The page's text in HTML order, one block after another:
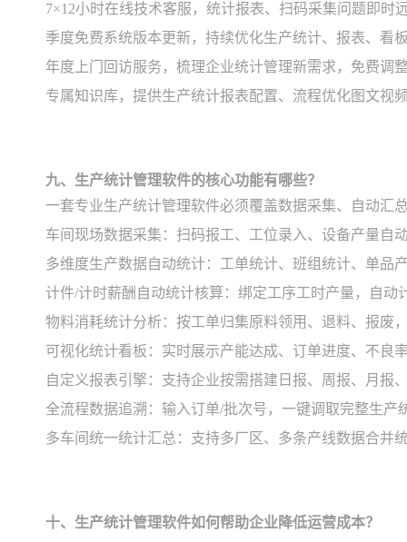
7×12小时在线技术客服，统计报表、扫码采集问题即时
季度免费系统版本更新，持续优化生产统计、报表、看
年度上门回访服务，梳理企业统计管理新需求，免费调
专属知识库，提供生产统计报表配置、流程优化图文视
九、生产统计管理软件的核心功能有哪些？
一套专业生产统计管理软件必须覆盖数据采集、自动汇
车间现场数据采集：扫码报工、工位录入、设备产量自
多维度生产数据自动统计：工单统计、班组统计、单品
计件/计时薪酬自动统计核算：绑定工序工时产量，自动
物料消耗统计分析：按工单归集原料领用、退料、报废
可视化统计看板：实时展示产能达成、订单进度、不良
自定义报表引擎：支持企业按需搭建日报、周报、月报
全流程数据追溯：输入订单/批次号，一键调取完整生
多车间统一统计汇总：支持多厂区、多条产线数据合并
十、生产统计管理软件如何帮助企业降低运营成本？